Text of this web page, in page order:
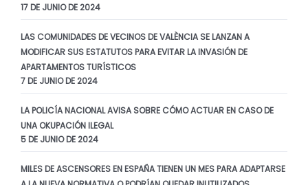
17 DE JUNIO DE 2024
LAS COMUNIDADES DE VECINOS DE VALÈNCIA SE LANZAN A
MODIFICAR SUS ESTATUTOS PARA EVITAR LA INVASIÓN DE
APARTAMENTOS TURÍSTICOS
7 DE JUNIO DE 2024
LA POLICÍA NACIONAL AVISA SOBRE CÓMO ACTUAR EN CASO DE
UNA OKUPACIÓN ILEGAL
5 DE JUNIO DE 2024
MILES DE ASCENSORES EN ESPAÑA TIENEN UN MES PARA ADAPTARSE